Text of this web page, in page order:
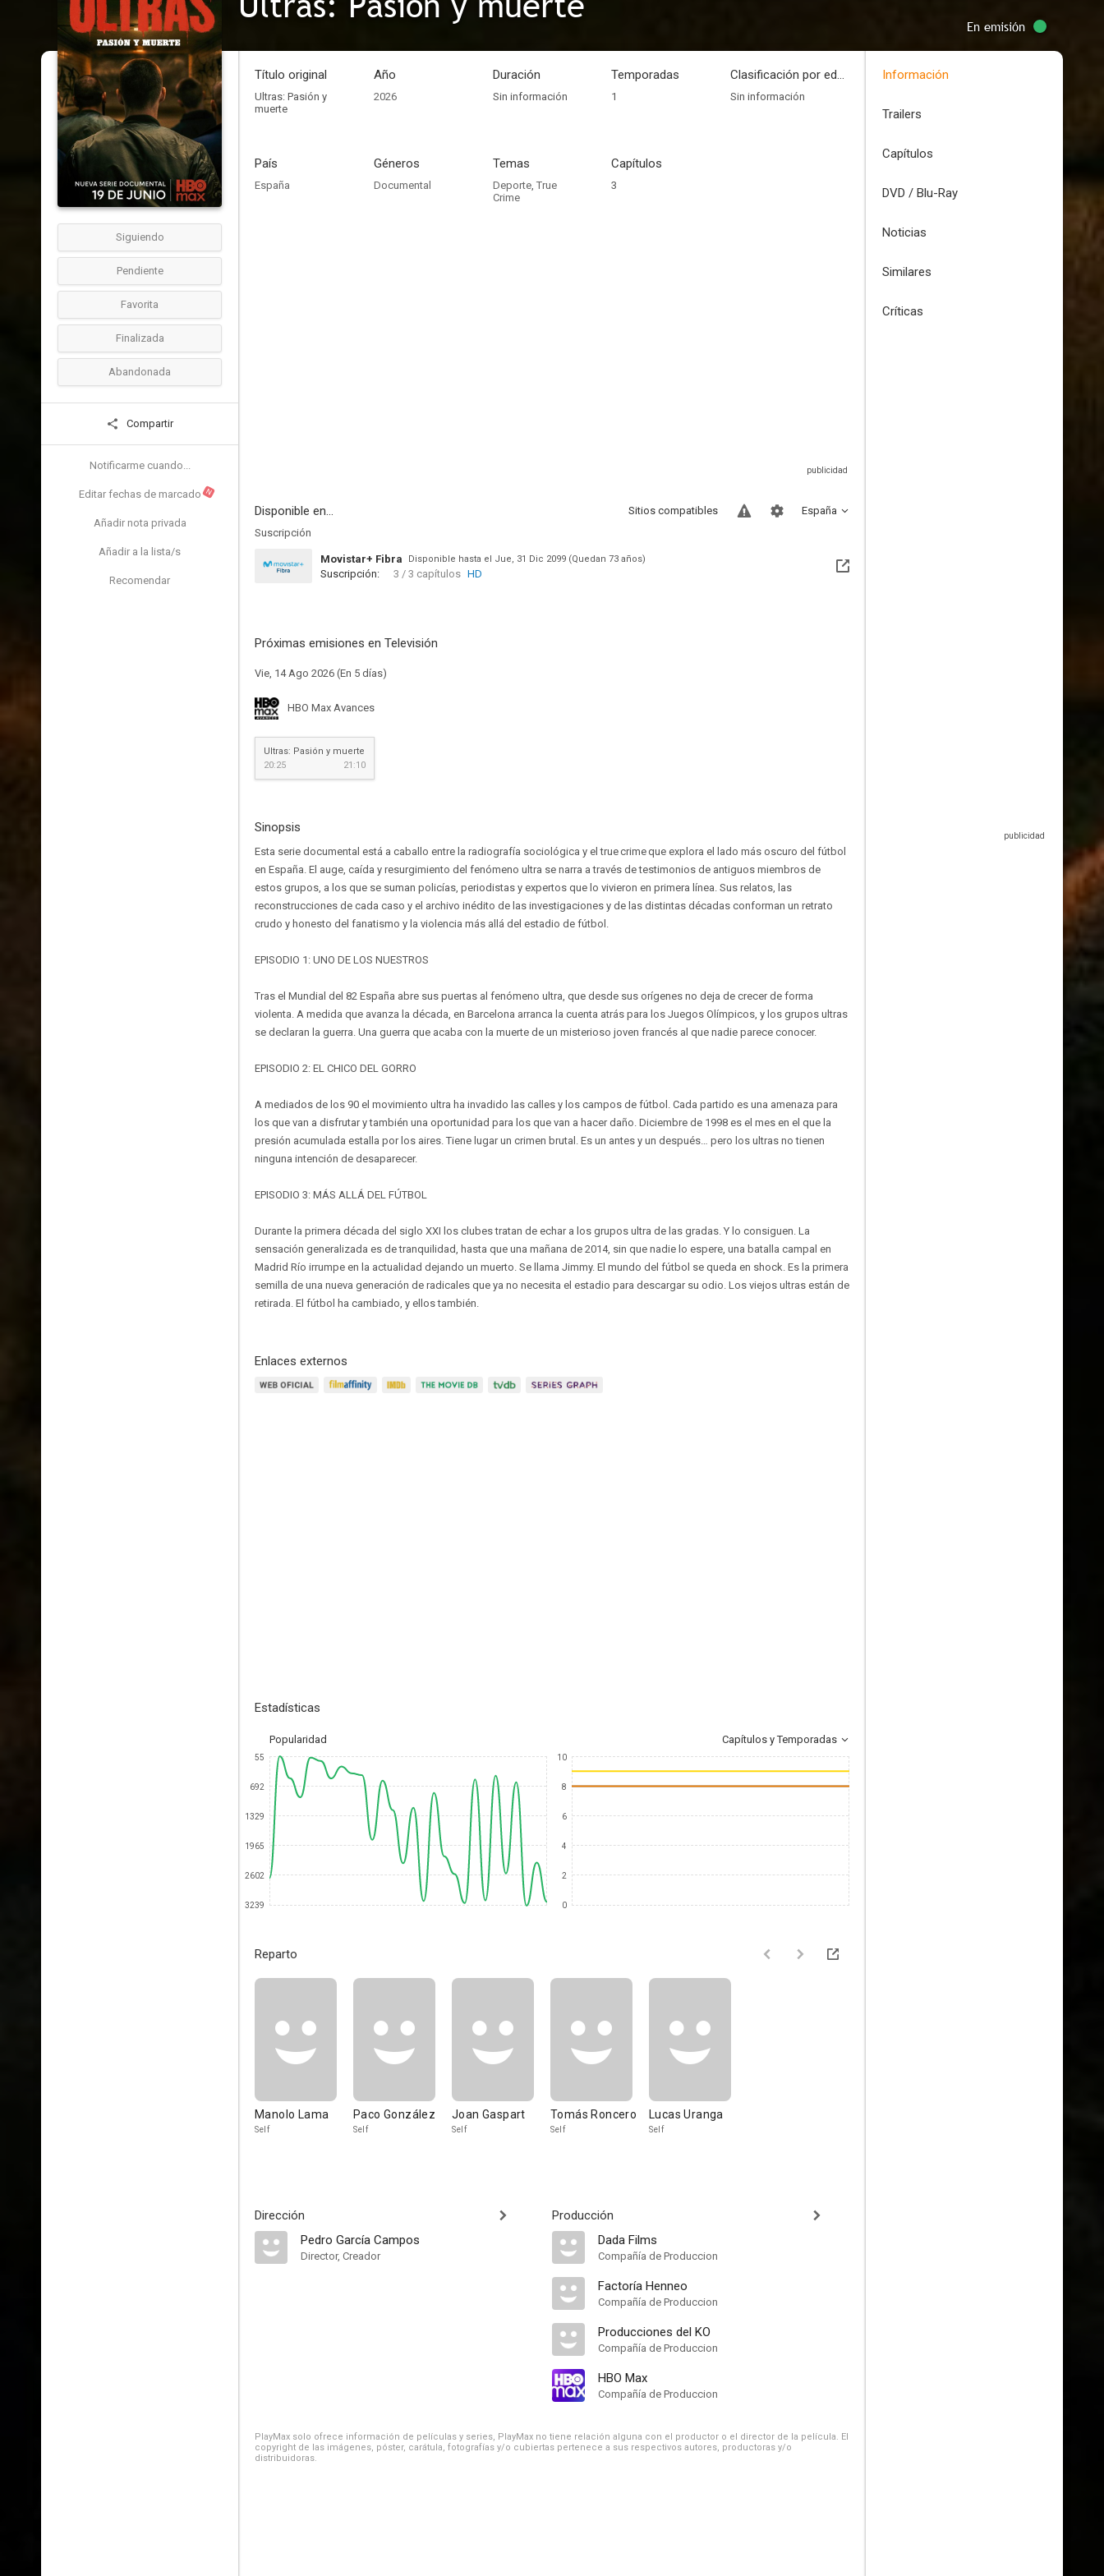
En emisión
Siguiendo
Pendiente
Favorita
Finalizada
Abandonada
Compartir
Notificarme cuando...
Editar fechas de marcado N
Añadir nota privada
Añadir a la lista/s
Recomendar
Título original
Ultras: Pasión y
muerte
Año
2026
Duración
Sin información
Temporadas
1
Clasificación por edades
Sin información
País
España
Géneros
Documental
Temas
Deporte, True
Crime
Capítulos
3
Disponible en... España
Sitios compatibles
Suscripción
Movistar+ Fibra Disponible hasta el Jue, 31 Dic 2099 (Quedan 73 años)
Suscripción: 3 / 3 capítulos HD
Próximas emisiones en Televisión
Vie, 14 Ago 2026 (En 5 días)
HBO Max Avances
Ultras: Pasión y muerte
20:25
21:10
Sinopsis
Esta serie documental está a caballo entre la radiografía sociológica y el true crime que explora el lado más oscuro del fútbol
en España. El auge, caída y resurgimiento del fenómeno ultra se narra a través de testimonios de antiguos miembros de
estos grupos, a los que se suman policías, periodistas y expertos que lo vivieron en primera línea. Sus relatos, las
reconstrucciones de cada caso y el archivo inédito de las investigaciones y de las distintas décadas conforman un retrato
crudo y honesto del fanatismo y la violencia más allá del estadio de fútbol.
EPISODIO 1: UNO DE LOS NUESTROS
Tras el Mundial del 82 España abre sus puertas al fenómeno ultra, que desde sus orígenes no deja de crecer de forma
violenta. A medida que avanza la década, en Barcelona arranca la cuenta atrás para los Juegos Olímpicos, y los grupos ultras
se declaran la guerra. Una guerra que acaba con la muerte de un misterioso joven francés al que nadie parece conocer.
EPISODIO 2: EL CHICO DEL GORRO
A mediados de los 90 el movimiento ultra ha invadido las calles y los campos de fútbol. Cada partido es una amenaza para
los que van a disfrutar y también una oportunidad para los que van a hacer daño. Diciembre de 1998 es el mes en el que la
presión acumulada estalla por los aires. Tiene lugar un crimen brutal. Es un antes y un después… pero los ultras no tienen
ninguna intención de desaparecer.
EPISODIO 3: MÁS ALLÁ DEL FÚTBOL
Durante la primera década del siglo XXI los clubes tratan de echar a los grupos ultra de las gradas. Y lo consiguen. La
sensación generalizada es de tranquilidad, hasta que una mañana de 2014, sin que nadie lo espere, una batalla campal en
Madrid Río irrumpe en la actualidad dejando un muerto. Se llama Jimmy. El mundo del fútbol se queda en shock. Es la primera
semilla de una nueva generación de radicales que ya no necesita el estadio para descargar su odio. Los viejos ultras están de
retirada. El fútbol ha cambiado, y ellos también.
Enlaces externos
Estadísticas
Popularidad Capítulos y Temporadas
55
692
1329
1965
2602
3239
10
8
6
4
2
0
Reparto
Manolo Lama
Self
Paco González
Self
Joan Gaspart
Self
Tomás Roncero
Self
Lucas Uranga
Self
Dirección
Pedro García Campos
Director, Creador
Producción
Dada Films
Compañía de Produccion
Factoría Henneo
Compañía de Produccion
Producciones del KO
Compañía de Produccion
HBO Max
Compañía de Produccion
PlayMax solo ofrece información de películas y series, PlayMax no tiene relación alguna con el productor o el director de la película. El
copyright de las imágenes, póster, carátula, fotografías y/o cubiertas pertenece a sus respectivos autores, productoras y/o
distribuidoras.
Información
Trailers
Capítulos
DVD / Blu-Ray
Noticias
Similares
Críticas